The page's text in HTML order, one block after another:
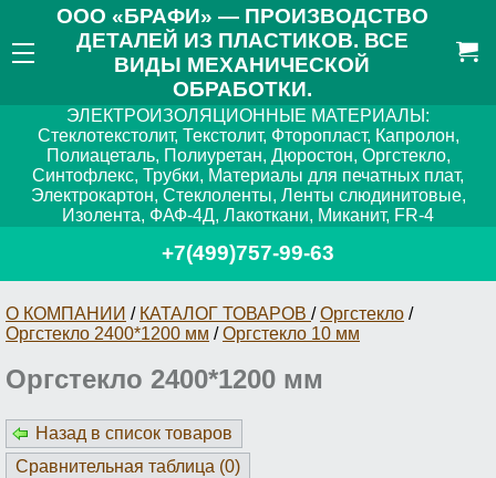
ООО «БРАФИ» — ПРОИЗВОДСТВО
ДЕТАЛЕЙ ИЗ ПЛАСТИКОВ. ВСЕ
ВИДЫ МЕХАНИЧЕСКОЙ
ОБРАБОТКИ.
ЭЛЕКТРОИЗОЛЯЦИОННЫЕ МАТЕРИАЛЫ:
Стеклотекстолит, Текстолит, Фторопласт, Капролон,
Полиацеталь, Полиуретан, Дюростон, Оргстекло,
Синтофлекс, Трубки, Материалы для печатных плат,
Электрокартон, Стеклоленты, Ленты слюдинитовые,
Изолента, ФАФ-4Д, Лакоткани, Миканит, FR-4
+7(499)757-99-63
О КОМПАНИИ / КАТАЛОГ ТОВАРОВ /Оргстекло /
Оргстекло 2400*1200 мм /Оргстекло 10 мм
Оргстекло 2400*1200 мм
Назад в список товаров
Сравнительная таблица (0)